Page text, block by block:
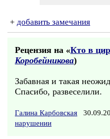
+ добавить замечания
Рецензия на «Кто в
Коробейникова)
Забавная и такая
Спасибо, развеселили.
Галина Карбовская
нарушении